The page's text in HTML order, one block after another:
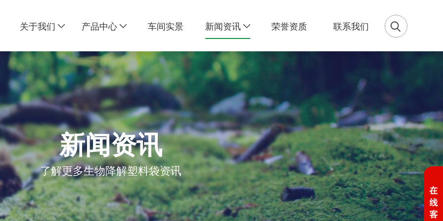
关于我们 产品中心 车间实景 新闻资讯 荣誉资质 联系我们
新闻资讯
了解更多生物降解塑料袋资讯